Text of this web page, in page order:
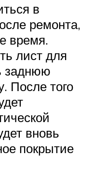
в
ремонта,
время.
лист для
заднюю
После того
вновь
покрытие